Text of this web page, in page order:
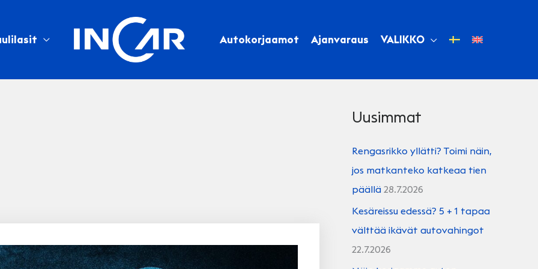
Autokorjaamot Ajanvaraus VALIKKO
Uusimmat
Rengasrikko yllätti? Toimi näin,
jos matkanteko katkeaa tien
päällä 28.7.2026
Kesäreissu edessä? 5 + 1 tapaa
välttää ikävät autovahingot
22.7.2026